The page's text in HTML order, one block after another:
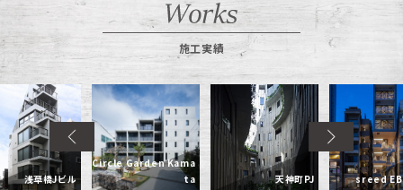
施工実績
浅草橋Jビル
Circle Garden Kama
ta
天神町PJ sreed